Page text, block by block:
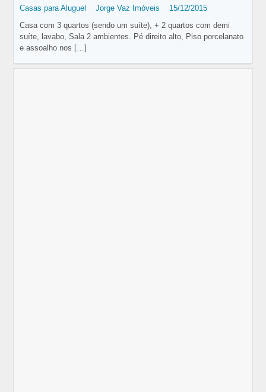
Casas para Aluguel Jorge Vaz Imóveis
15/12/2015
Casa com 3 quartos (sendo um suíte), + 2 quartos com demi
suíte, lavabo, Sala 2 ambientes. Pé direito alto, Piso porcelanato
e assoalho nos […]